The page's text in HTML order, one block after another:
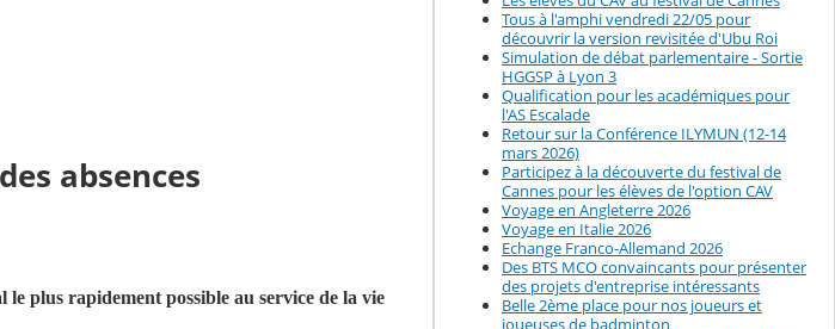
absences
le plus rapidement possible au service de la vie
Tous à l'amphi vendredi 22/05 pour
découvrir la version revisitée d'Ubu Roi
Simulation de débat parlementaire - Sortie
HGGSP à Lyon 3
Qualification pour les académiques pour
l'AS Escalade
Retour sur la Conférence ILYMUN (12-14
mars 2026)
Participez à la découverte du festival de
Cannes pour les élèves de l'option CAV
Voyage en Angleterre 2026
Voyage en Italie 2026
Echange Franco-Allemand 2026
Des BTS MCO convaincants pour présenter
des projets d'entreprise intéressants
Belle 2ème place pour nos joueurs et
joueuses de badminton